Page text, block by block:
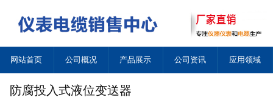
网站首页 公司概况 产品展示 公司资讯 应用领域
防腐投入式液位变送器